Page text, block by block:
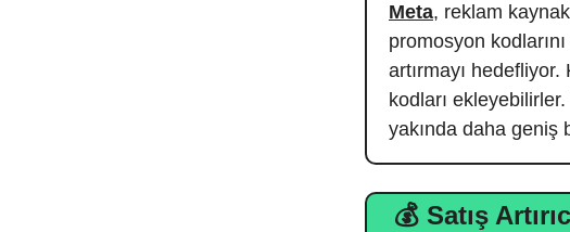
Meta, reklam
promosyon
artırmayı
kodları
yakında daha geniş
💰 Satış